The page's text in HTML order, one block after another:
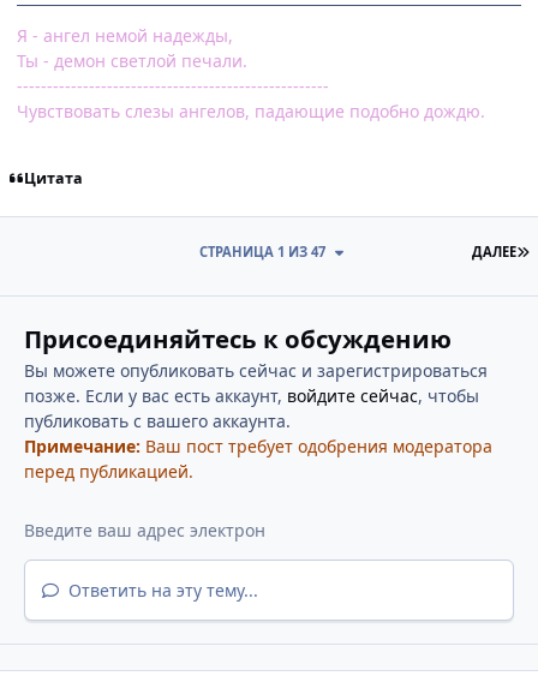
Я - ангел немой надежды,
Ты - демон светлой печали.
----------------------------------------------------
Чувствовать слезы ангелов, падающие подобно дождю.
Цитата
ДАЛЕЕ
СТРАНИЦА 1 ИЗ 47
Присоединяйтесь к обсуждению
Вы можете опубликовать сейчас и зарегистрироваться
позже. Если у вас есть аккаунт, войдите сейчас, чтобы
публиковать с вашего аккаунта.
Примечание: Ваш пост требует одобрения модератора
перед публикацией.
Ответить на эту тему...